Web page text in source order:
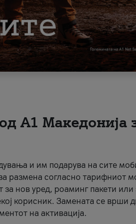
А1 Македонија
и им подарува на сите
размена согласно тарифниот
за нов уред, роаминг пакети
корисник. Замената се врши
на активација.